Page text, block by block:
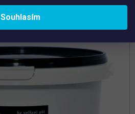
Souhlasím